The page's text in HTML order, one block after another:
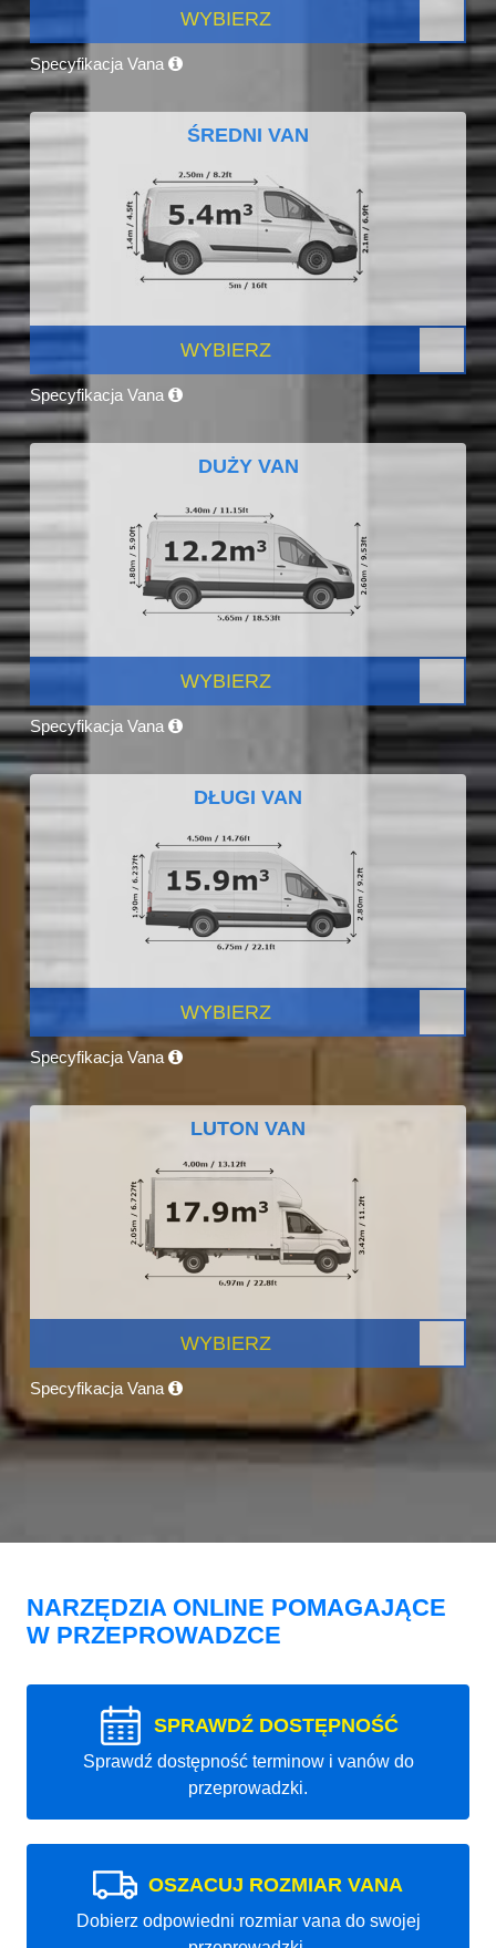
WYBIERZ
Specyfikacja Vana
ŚREDNI VAN
WYBIERZ
Specyfikacja Vana
DUŻY VAN
WYBIERZ
Specyfikacja Vana
DŁUGI VAN
WYBIERZ
Specyfikacja Vana
LUTON VAN
WYBIERZ
Specyfikacja Vana
NARZĘDZIA ONLINE POMAGAJĄCE
W PRZEPROWADZCE
SPRAWDŹ DOSTĘPNOŚĆ
Sprawdź dostępność terminow i vanów do
przeprowadzki.
OSZACUJ ROZMIAR VANA
Dobierz odpowiedni rozmiar vana do swojej